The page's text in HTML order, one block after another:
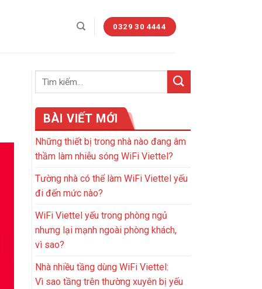
0329 30 4444
BÀI VIẾT MỚI
Những thiết bị trong nhà nào đang âm
thầm làm nhiễu sóng WiFi Viettel?
Tường nhà có thể làm WiFi Viettel yếu
đi đến mức nào?
WiFi Viettel yếu trong phòng ngủ
nhưng lại mạnh ngoài phòng khách,
vì sao?
Nhà nhiều tầng dùng WiFi Viettel:
Vì sao tầng trên thường xuyên bị yếu